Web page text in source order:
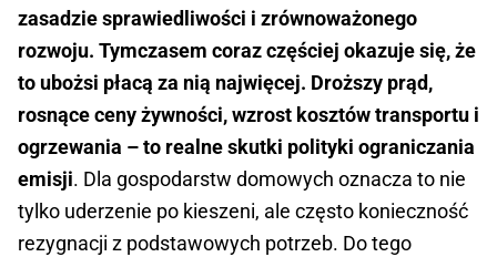
zasadzie sprawiedliwości i zrównoważonego
rozwoju. Tymczasem coraz częściej okazuje się, że
to ubożsi płacą za nią najwięcej. Droższy prąd,
rosnące ceny żywności, wzrost kosztów transportu i
ogrzewania – to realne skutki polityki ograniczania
emisji. Dla gospodarstw domowych oznacza to nie
tylko uderzenie po kieszeni, ale często konieczność
rezygnacji z podstawowych potrzeb. Do tego